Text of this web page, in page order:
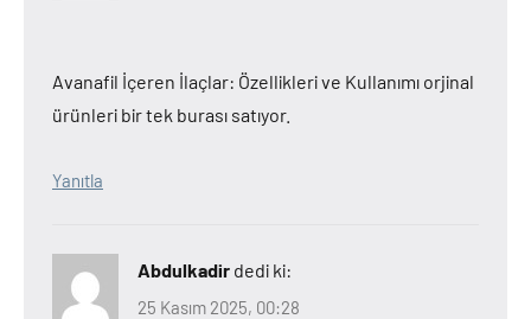
Avanafil İçeren İlaçlar: Özellikleri ve Kullanımı orjinal
ürünleri bir tek burası satıyor.
Yanıtla
Abdulkadir dedi ki:
25 Kasım 2025, 00:28